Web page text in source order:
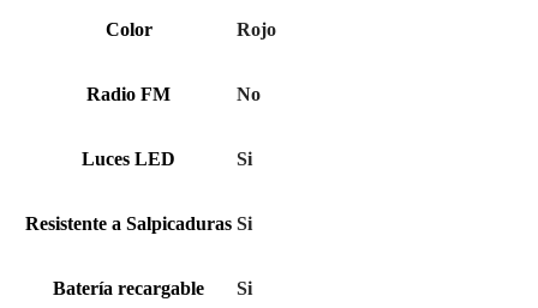
Color Rojo
Radio FM No
Luces LED Si
Resistente a Salpicaduras Si
Batería recargable Si